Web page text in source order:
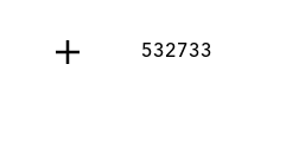
532733